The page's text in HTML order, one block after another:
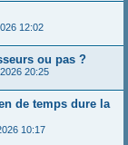
12:02
ou pas ?
20:25
de temps dure la
10:17